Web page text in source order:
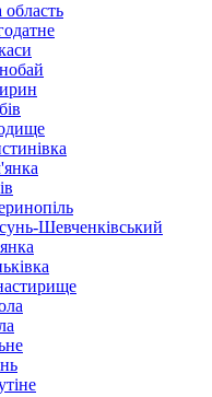
область
Шевченківський